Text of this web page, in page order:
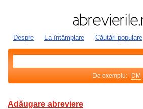
Despre La întâmplare Căutări populare
De exemplu: DM
Adăugare abreviere